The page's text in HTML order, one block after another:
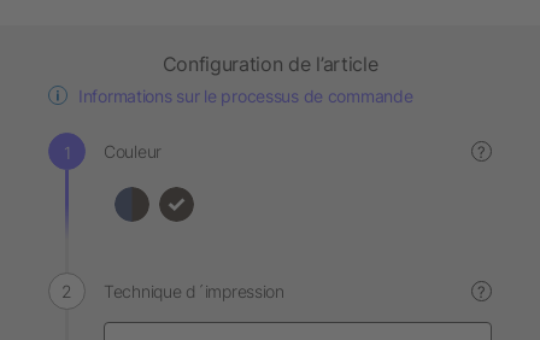
Configuration de l’article
Informations sur le processus de commande
Couleur ?
Technique d´impression ?